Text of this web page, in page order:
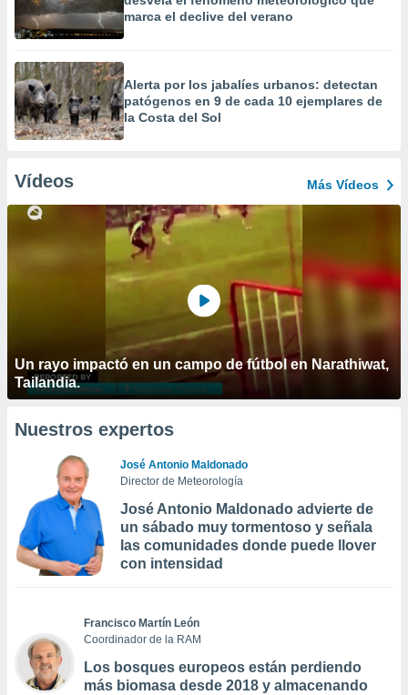
marca el declive del verano
Alerta por los jabalíes urbanos: detectan
patógenos en 9 de cada 10 ejemplares de
la Costa del Sol
Vídeos Más Vídeos
Un rayo impactó en un campo de fútbol en Narathiwat,
Tailandia.
Nuestros expertos
José Antonio Maldonado
Director de Meteorología
José Antonio Maldonado advierte de
un sábado muy tormentoso y señala
las comunidades donde puede llover
con intensidad
Francisco Martín León
Coordinador de la RAM
Los bosques europeos están perdiendo
más biomasa desde 2018 y almacenando